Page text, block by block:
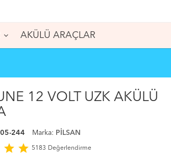
AKÜLÜ ARAÇLAR
12 VOLT UZK AKÜLÜ
05-244 Marka: PİLSAN
star star 5183 Değerlendirme